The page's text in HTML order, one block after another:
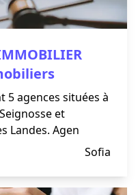
5 agences situées à
et
Angresse sur la côte sud des Landes. Agen
Sofia